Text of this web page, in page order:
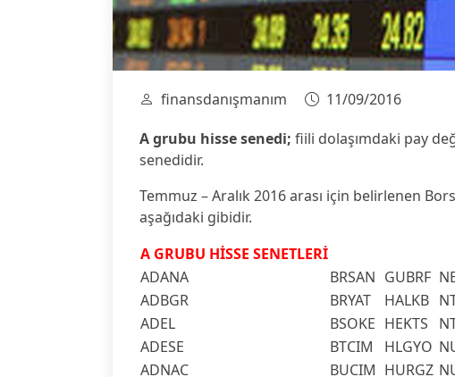
finansdanışmanım
11/09/2016
A grubu hisse senedi; fiili dolaşımdaki pay
senedidir.
Temmuz – Aralık 2016 arası için belirlenen
aşağıdaki gibidir.
A GRUBU HİSSE SENETLERİ
ADANA
BRSAN GUBRF
ADBGR
BRYAT HALKB
ADEL
BSOKE HEKTS
ADESE
BTCIM HLGYO
ADNAC
BUCIM HURGZ